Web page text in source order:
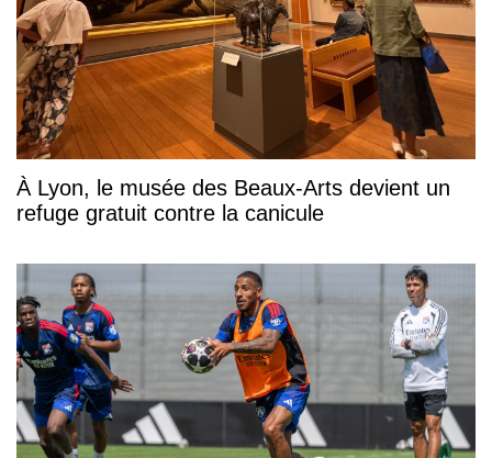
À Lyon, le musée des Beaux-Arts devient un
refuge gratuit contre la canicule